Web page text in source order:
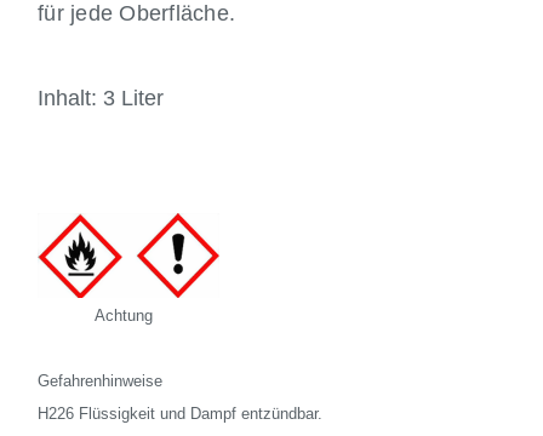
für jede Oberfläche.
Inhalt: 3 Liter
Achtung
Gefahrenhinweise
H226 Flüssigkeit und Dampf entzündbar.